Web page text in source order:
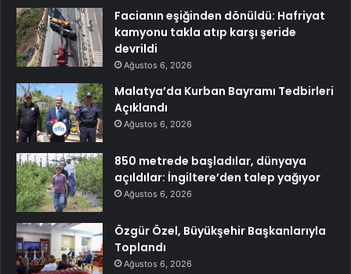
Facianın eşiğinden dönüldü: Hafriyat
kamyonu takla atıp karşı şeride
devrildi
Ağustos 6, 2026
Malatya’da Kurban Bayramı Tedbirleri
Açıklandı
Ağustos 6, 2026
850 metrede başladılar, dünyaya
açıldılar: İngiltere’den talep yağıyor
Ağustos 6, 2026
Özgür Özel, Büyükşehir Başkanlarıyla
Toplandı
Ağustos 6, 2026